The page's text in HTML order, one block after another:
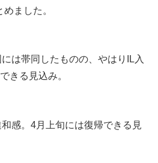
ました。
は帯同したものの、やはりIL入
きる見込み。
感。4月上旬には復帰できる見